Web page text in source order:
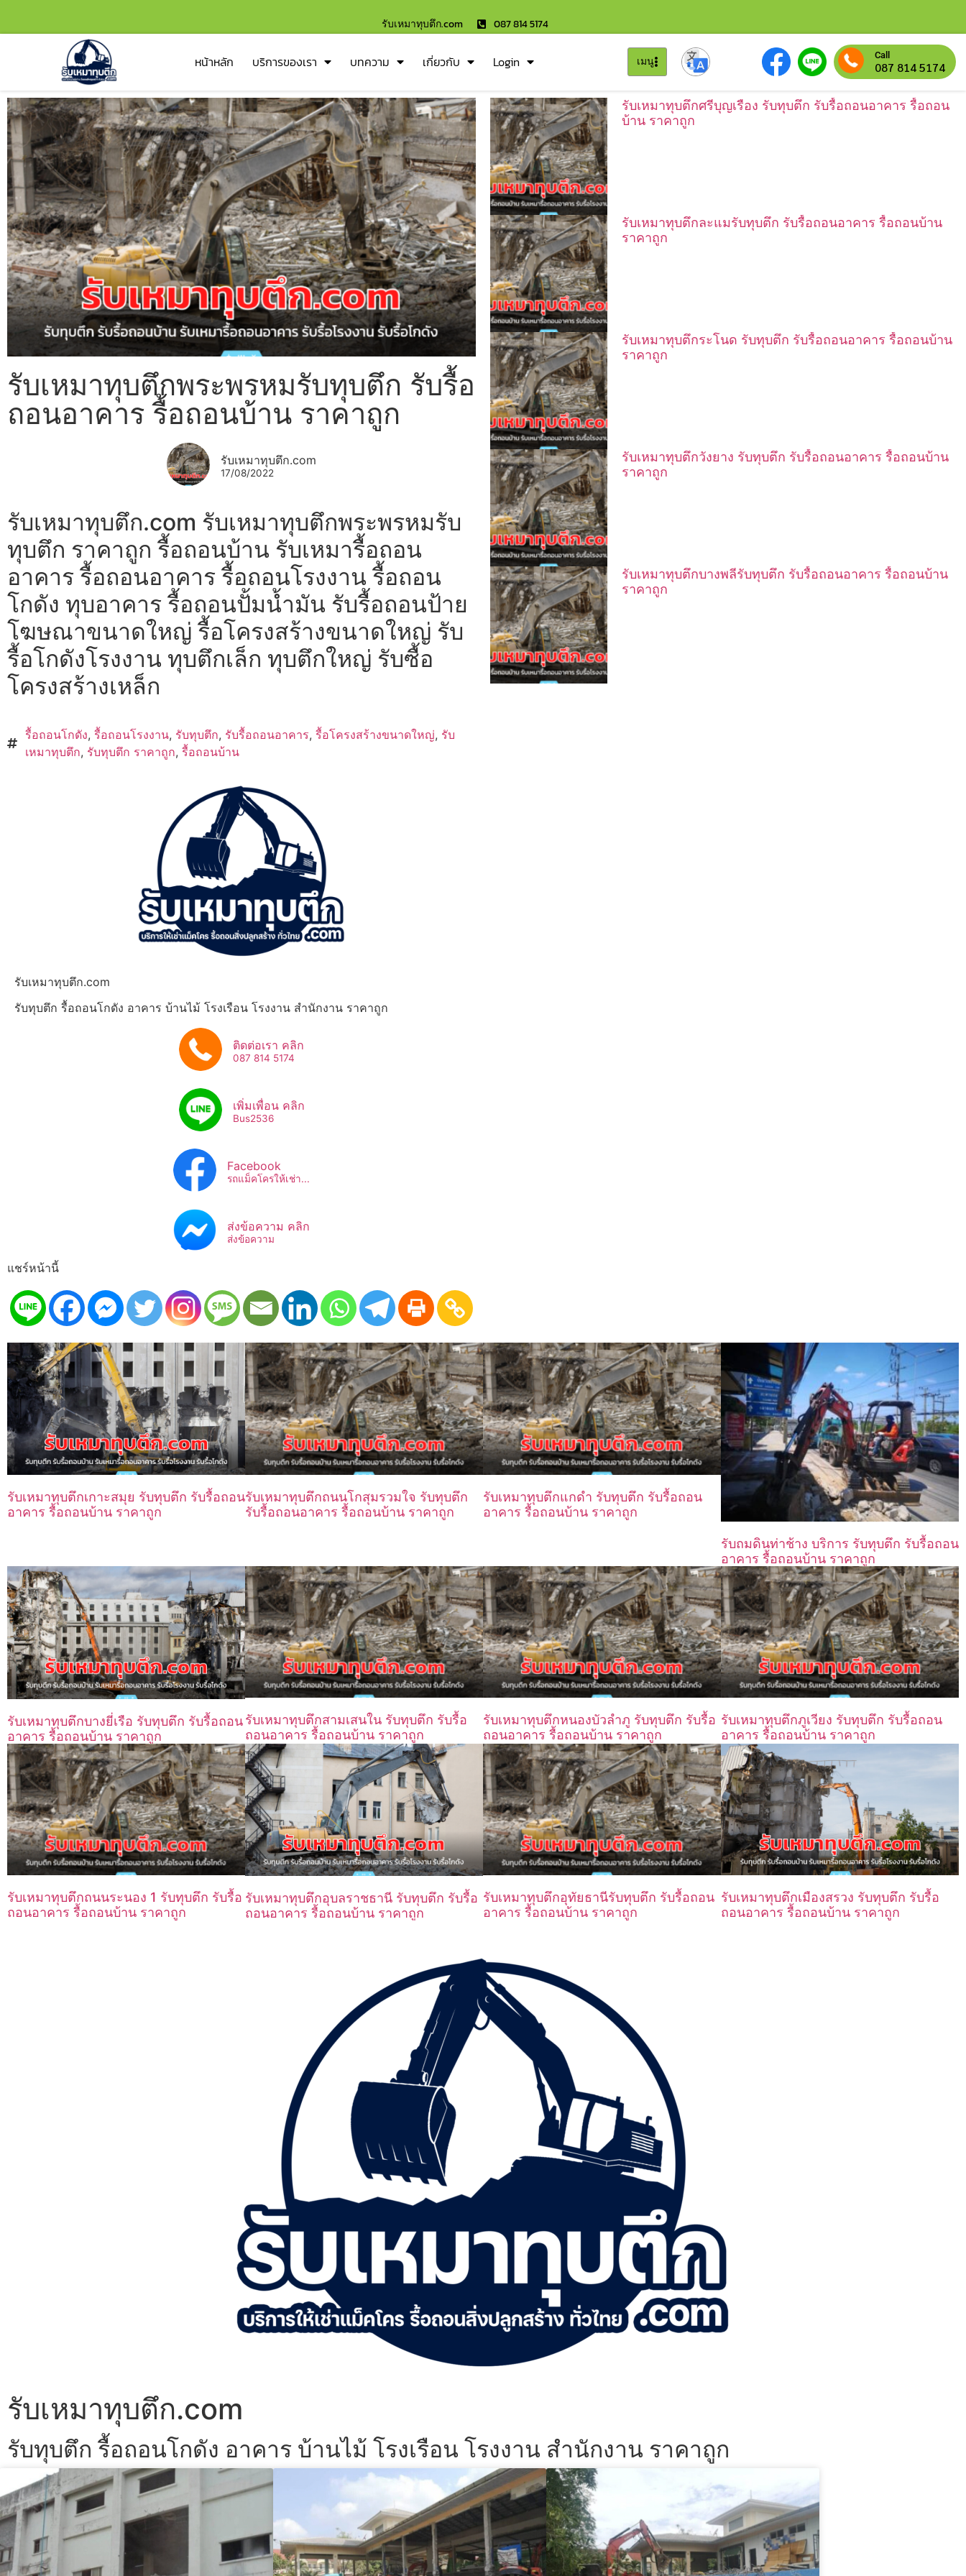
รับเหมาทุบตึก.com 087 814 5174
หน้าหลัก บริการของเรา บทความ เกี่ยวกับ Login เมนู Call
087 814 5174
รับเหมาทุบตึกพระพรหมรับทุบตึก รับรื้อ
ถอนอาคาร รื้อถอนบ้าน ราคาถูก
รับเหมาทุบตึก.com
17/08/2022
รับเหมาทุบตึก.com รับเหมาทุบตึกพระพรหมรับ
ทุบตึก ราคาถูก รื้อถอนบ้าน รับเหมารื้อถอน
อาคาร รื้อถอนอาคาร รื้อถอนโรงงาน รื้อถอน
โกดัง ทุบอาคาร รื้อถอนปั้มน้ำมัน รับรื้อถอนป้าย
โฆษณาขนาดใหญ่ รื้อโครงสร้างขนาดใหญ่ รับ
รื้อโกดังโรงงาน ทุบตึกเล็ก ทุบตึกใหญ่ รับซื้อ
โครงสร้างเหล็ก
รื้อถอนโกดัง, รื้อถอนโรงงาน, รับทุบตึก, รับรื้อถอนอาคาร, รื้อโครงสร้างขนาดใหญ่, รับ
เหมาทุบตึก, รับทุบตึก ราคาถูก, รื้อถอนบ้าน
รับเหมาทุบตึก.com
รับทุบตึก รื้อถอนโกดัง อาคาร บ้านไม้ โรงเรือน โรงงาน สำนักงาน ราคาถูก
ติดต่อเรา คลิก
087 814 5174
เพิ่มเพื่อน คลิก
Bus2536​
Facebook
รถแม็คโครให้เช่า...
ส่งข้อความ คลิก
ส่งข้อความ
แชร์หน้านี้
รับเหมาทุบตึกศรีบุญเรือง รับทุบตึก รับรื้อถอนอาคาร รื้อถอน
บ้าน ราคาถูก
รับเหมาทุบตึกละแมรับทุบตึก รับรื้อถอนอาคาร รื้อถอนบ้าน
ราคาถูก
รับเหมาทุบตึกระโนด รับทุบตึก รับรื้อถอนอาคาร รื้อถอนบ้าน
ราคาถูก
รับเหมาทุบตึกวังยาง รับทุบตึก รับรื้อถอนอาคาร รื้อถอนบ้าน
ราคาถูก
รับเหมาทุบตึกบางพลีรับทุบตึก รับรื้อถอนอาคาร รื้อถอนบ้าน
ราคาถูก
รับเหมาทุบตึกเกาะสมุย รับทุบตึก รับรื้อถอน
อาคาร รื้อถอนบ้าน ราคาถูก
รับเหมาทุบตึกถนนโกสุมรวมใจ รับทุบตึก
รับรื้อถอนอาคาร รื้อถอนบ้าน ราคาถูก
รับเหมาทุบตึกแกดำ รับทุบตึก รับรื้อถอน
อาคาร รื้อถอนบ้าน ราคาถูก
รับถมดินท่าช้าง บริการ รับทุบตึก รับรื้อถอน
อาคาร รื้อถอนบ้าน ราคาถูก
รับเหมาทุบตึกบางยี่เรือ รับทุบตึก รับรื้อถอน
อาคาร รื้อถอนบ้าน ราคาถูก
รับเหมาทุบตึกสามเสนใน รับทุบตึก รับรื้อ
ถอนอาคาร รื้อถอนบ้าน ราคาถูก
รับเหมาทุบตึกหนองบัวลำภู รับทุบตึก รับรื้อ
ถอนอาคาร รื้อถอนบ้าน ราคาถูก
รับเหมาทุบตึกภูเวียง รับทุบตึก รับรื้อถอน
อาคาร รื้อถอนบ้าน ราคาถูก
รับเหมาทุบตึกถนนระนอง 1 รับทุบตึก รับรื้อ
ถอนอาคาร รื้อถอนบ้าน ราคาถูก
รับเหมาทุบตึกอุบลราชธานี รับทุบตึก รับรื้อ
ถอนอาคาร รื้อถอนบ้าน ราคาถูก
รับเหมาทุบตึกอุทัยธานีรับทุบตึก รับรื้อถอน
อาคาร รื้อถอนบ้าน ราคาถูก
รับเหมาทุบตึกเมืองสรวง รับทุบตึก รับรื้อ
ถอนอาคาร รื้อถอนบ้าน ราคาถูก
รับเหมาทุบตึก.com
รับทุบตึก รื้อถอนโกดัง อาคาร บ้านไม้ โรงเรือน โรงงาน สำนักงาน ราคาถูก